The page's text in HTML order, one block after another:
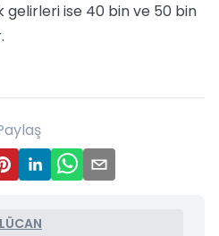
gelirleri ise 40 bin ve 50 bin